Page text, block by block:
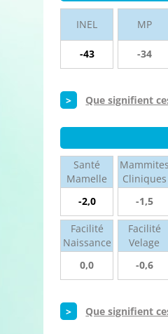
INEL
-43
MP
-34
> Que signifient
Santé
Mamelle
-2,0
Mammites
Cliniques
-1,5
Facilité
Naissance
0,0
Facilité
Velage
-0,6
> Que signifient